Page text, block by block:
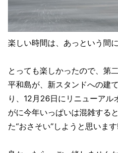
楽しい時間は、あっという間
とっても楽しかったので、第
平和島が、新スタンドへの建
り、12月26日にリニューアル
がに今年いっぱいは混雑する
た“おさそい”しようと思います